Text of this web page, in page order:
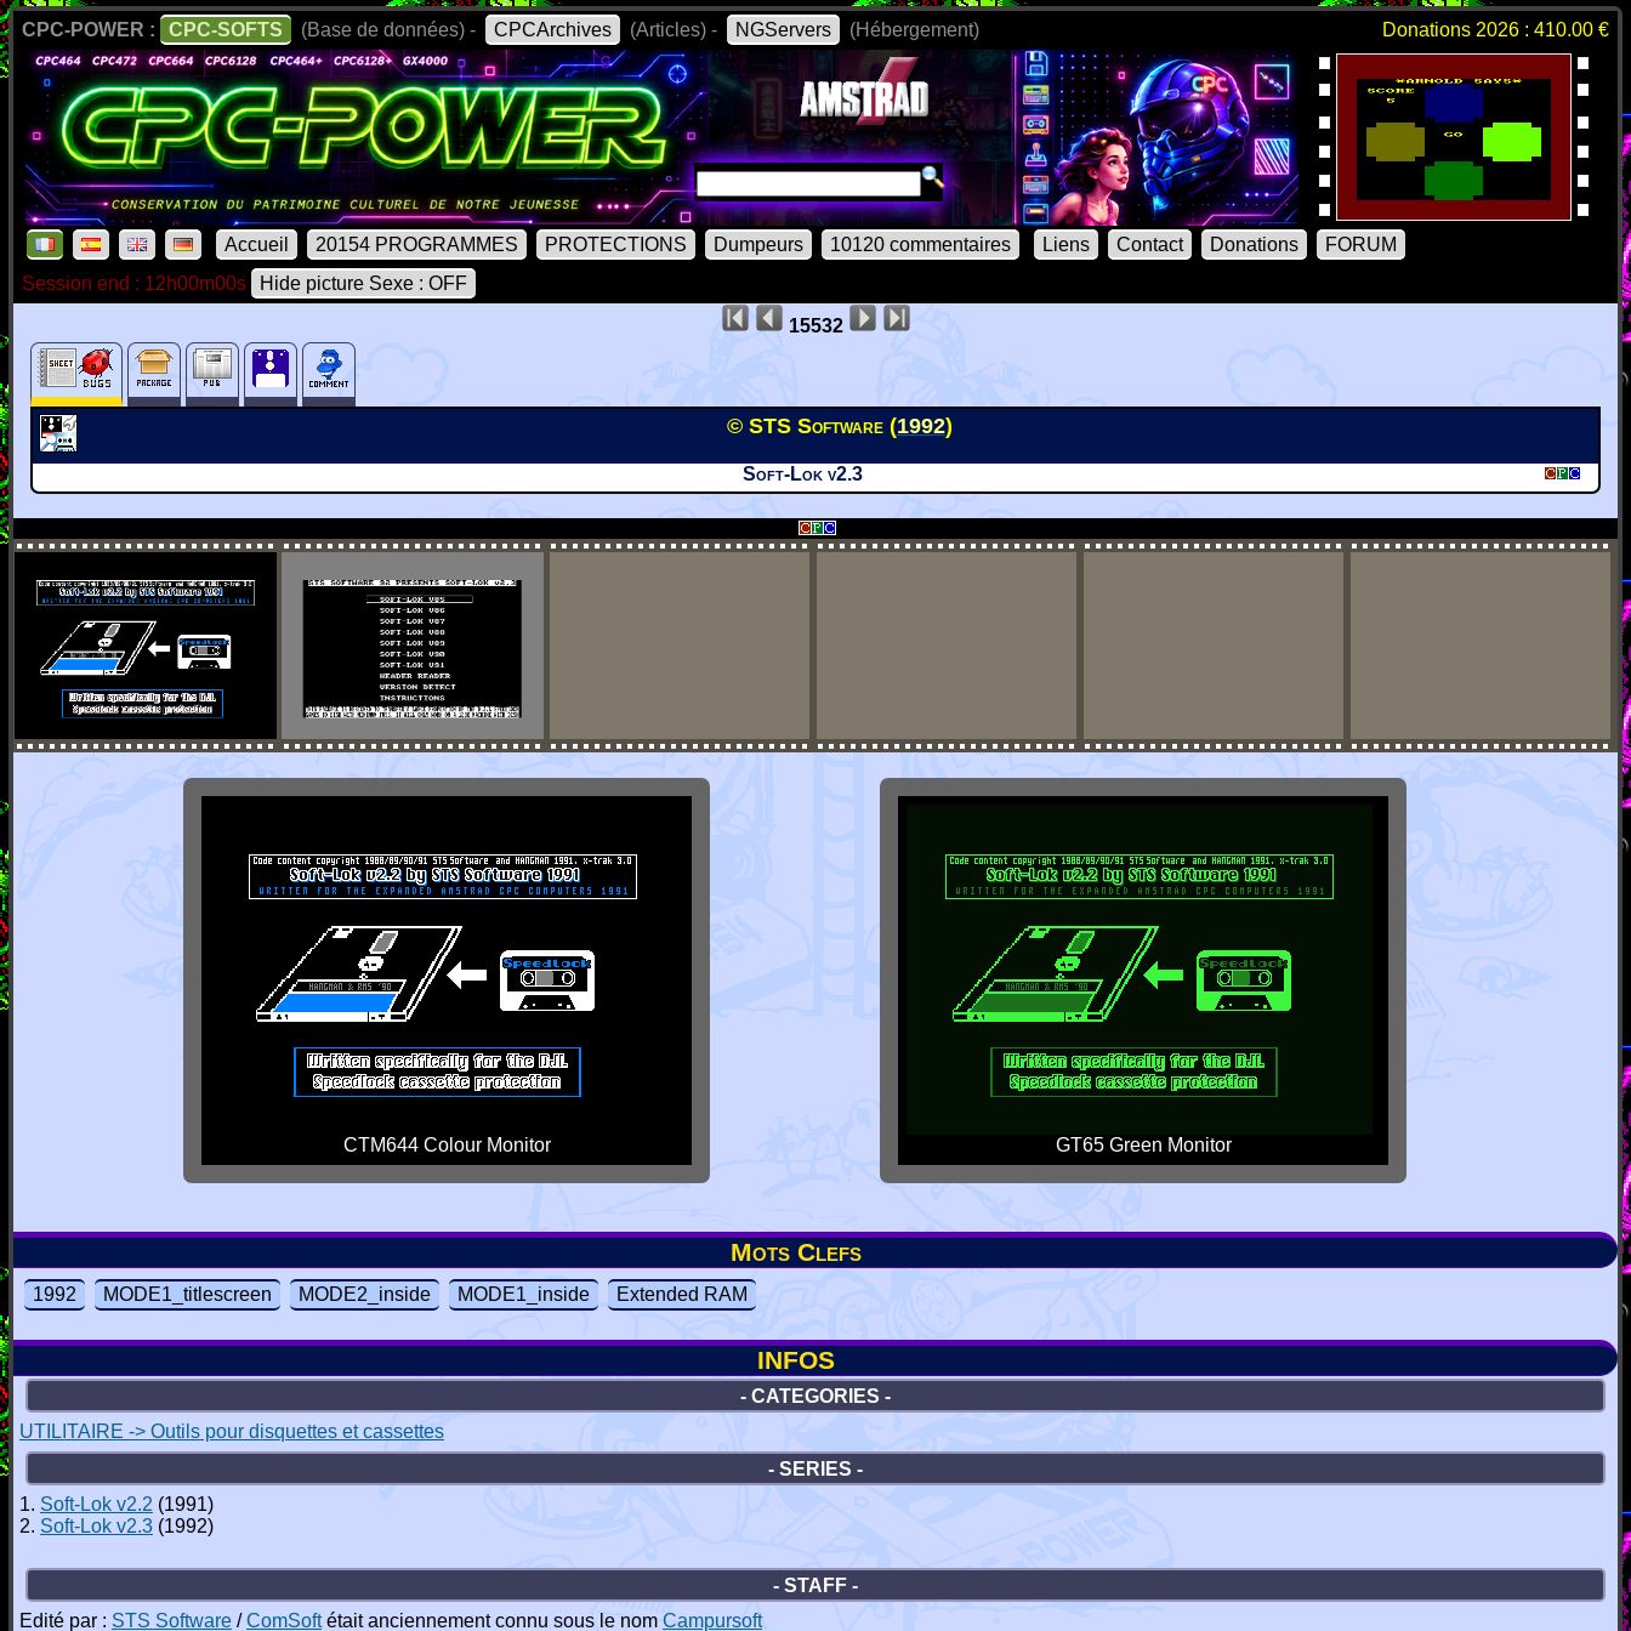
CPC-POWER : CPC-SOFTS (Base de données) - CPCArchives (Articles) - NGServers (Hébergement) Donations 2026 : 410.00 €
Accueil 20154 PROGRAMMES PROTECTIONS Dumpeurs 10120 commentaires Liens Contact Donations
FORUM
Session end : 12h00m00s
Hide picture Sexe : OFF
15532
© STS Software (1992)
Soft-Lok v2.3
CTM644 Colour Monitor GT65 Green Monitor
Mots Clefs
1992 MODE1_titlescreen MODE2_inside MODE1_inside Extended RAM
INFOS
- CATEGORIES -
UTILITAIRE -> Outils pour disquettes et cassettes
- SERIES -
1. Soft-Lok v2.2 (1991)
2. Soft-Lok v2.3 (1992)
- STAFF -
Edité par : STS Software /ComSoftétait anciennement connu sous le nom Campursoft